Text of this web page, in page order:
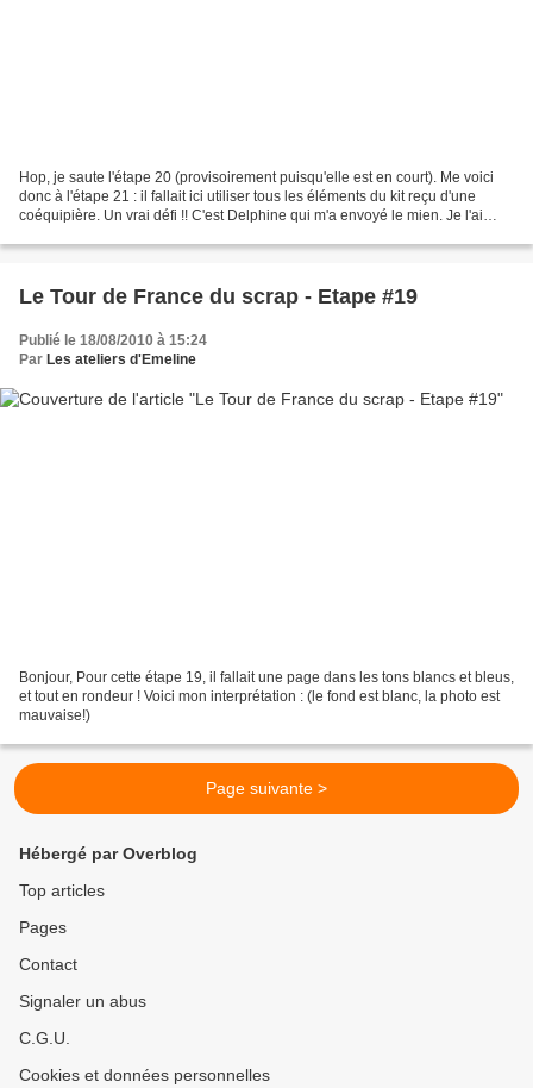
Hop, je saute l'étape 20 (provisoirement puisqu'elle est en court). Me voici
donc à l'étape 21 : il fallait ici utiliser tous les éléments du kit reçu d'une
coéquipière. Un vrai défi !! C'est Delphine qui m'a envoyé le mien. Je l'ai
Le Tour de France du scrap - Etape #19
Publié le 18/08/2010 à 15:24
Par Les ateliers d'Emeline
Bonjour, Pour cette étape 19, il fallait une page dans les tons blancs et bleus,
et tout en rondeur ! Voici mon interprétation : (le fond est blanc, la photo est
mauvaise!)
Page suivante >
Hébergé par Overblog
Top articles
Pages
Contact
Signaler un abus
C.G.U.
Cookies et données personnelles